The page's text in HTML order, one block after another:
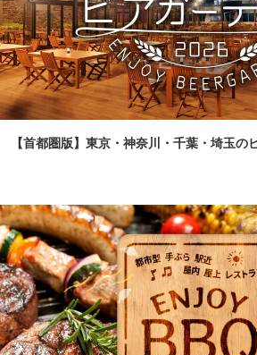
【首都圏版】東京・神奈川・千葉・埼玉の